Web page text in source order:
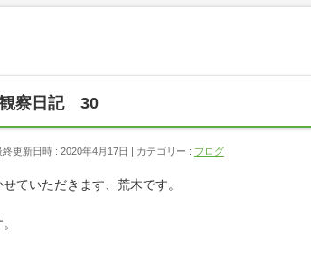
察日記 30
終更新日時 : 2020年4月17日 カテゴリー : ブログ
ていただきます、荒木です。